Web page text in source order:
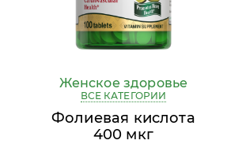
Женское здоровье
ВСЕ КАТЕГОРИИ
Фолиевая кислота
400 мкг